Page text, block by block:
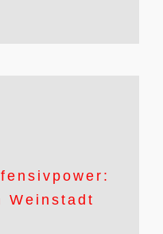
Weinstadt